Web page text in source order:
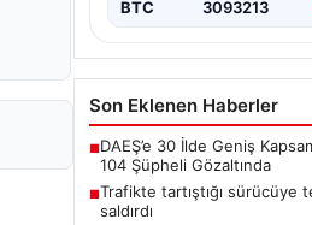
BTC 3093213
Son Eklenen Haberler
■DAEŞ’e 30 İlde Geniş
104 Şüpheli Gözaltında
■Trafikte tartıştığı sürücüye
saldırdı